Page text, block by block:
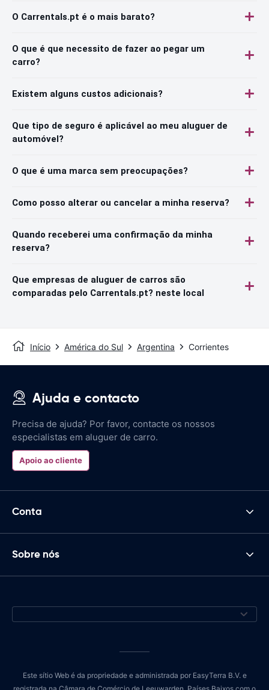
O Carrentals.pt é o mais barato?
O que é que necessito de fazer ao pegar um
carro?
Existem alguns custos adicionais?
Que tipo de seguro é aplicável ao meu aluguer de
automóvel?
O que é uma marca sem preocupações?
Como posso alterar ou cancelar a minha reserva?
Quando receberei uma confirmação da minha
reserva?
Que empresas de aluguer de carros são
comparadas pelo Carrentals.pt? neste local
Início América do Sul Argentina Corrientes
Ajuda e contacto
Precisa de ajuda? Por favor, contacte os nossos
especialistas em aluguer de carro.
Apoio ao cliente
Conta
Sobre nós
Este sítio Web é da propriedade e administrada por EasyTerra B.V. e